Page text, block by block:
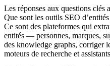
Les réponses aux questions clés
Que sont les outils SEO
Ce sont des plateformes qui
entités — personnes, marques,
des knowledge graphs, corriger
moteurs de recherche et